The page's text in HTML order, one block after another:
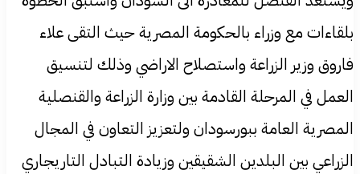
بلقاءات مع وزراء بالحكومة المصرية حيث التقى علاء
فاروق وزير الزراعة واستصلاح الاراضي وذلك لتنسيق
العمل في المرحلة القادمة بين وزارة الزراعة والقنصلية
المصرية العامة ببورسودان ولتعزيز التعاون في المجال
الزراعي بين البلدين الشقيقين وزيادة التبادل التاريجاري